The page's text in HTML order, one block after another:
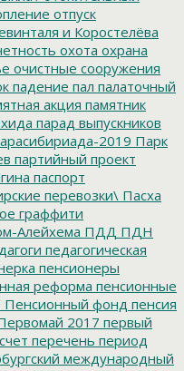
отпуск
и Коростелёва
охота охрана
очистные сооружения
падение пал палаточный
акция памятник
парад выпускников
2019 Парк
партийный проект
паспорт
перевозки\ Пасха
граффити
Алейхема ПДД ПДН
педагогическая
пенсионеры
реформа пенсионные
Пенсионный фонд пенсия
2017 первый
перечень период
международный